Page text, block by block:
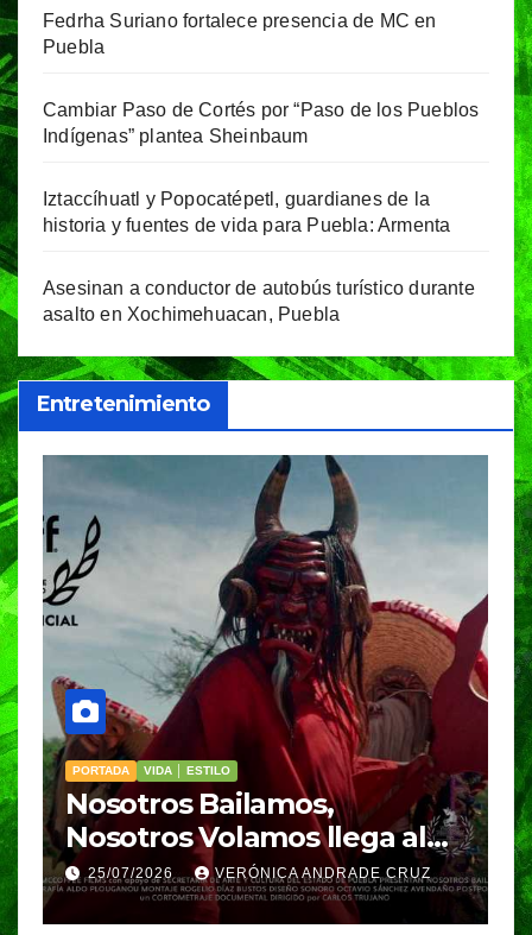
Fedrha Suriano fortalece presencia de MC en
Puebla
Cambiar Paso de Cortés por “Paso de los Pueblos
Indígenas” plantea Sheinbaum
Iztaccíhuatl y Popocatépetl, guardianes de la
historia y fuentes de vida para Puebla: Armenta
Asesinan a conductor de autobús turístico durante
asalto en Xochimehuacan, Puebla
Entretenimiento
PORTADA VIDA │ ESTILO
Nosotros Bailamos,
Nosotros Volamos llega al
GIFF
25/07/2026 VERÓNICA ANDRADE CRUZ